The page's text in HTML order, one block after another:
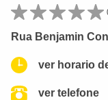
Rua Benjamin
ver horario
ver telefone